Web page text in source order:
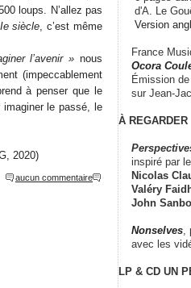
loups. N’allez pas
siècle , c’est même
l’avenir » nous
(impeccablement
à penser que le
imaginer le passé, le
2020)
aucun commentaire
d'A. Le
Version
France
Ocora
Émission de
sur Jean-
À REGARDER
inspiré par le
Nicolas
Valéry
John
Nonselves
avec les
LP & CD UN